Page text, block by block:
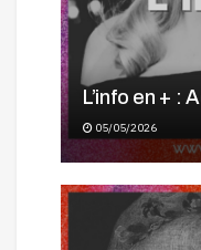
L’info en + :
05/05/2026